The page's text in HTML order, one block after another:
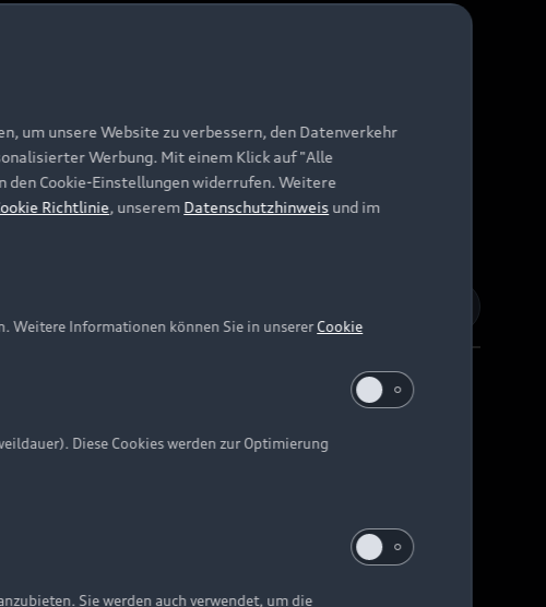
Barrierefreiheit Digital Services Act
kann abweichen.
um unsere Website zu verbessern, den Datenverkehr
Werbung. Mit einem Klick auf "Alle
den Cookie-Einstellungen widerrufen. Weitere
Richtlinie, unserem Datenschutzhinweis und im
Weitere Informationen können Sie in unsererCookie
Diese Cookies werden zur Optimierung
Sie werden auch verwendet, um die